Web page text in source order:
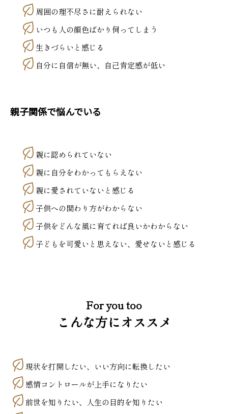
周囲の理不尽さに耐えられない
いつも人の顔色ばかり伺ってしまう
生きづらいと感じる
自分に自信が無い、自己肯定感が低い
親子関係で悩んでいる
親に認められていない
親に自分をわかってもらえない
親に愛されていないと感じる
子供への関わり方がわからない
子供をどんな風に育てれば良いかわからない
子どもを可愛いと思えない、愛せないと感じる
For you too
こんな方にオススメ
現状を打開したい、いい方向に転換したい
感情コントロールが上手になりたい
前世を知りたい、人生の目的を知りたい